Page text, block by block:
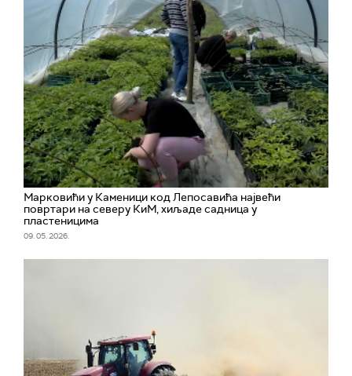
Марковићи у Каменици код Лепосавића највећи
повртари на северу КиМ, хиљаде садница у
пластеницима
09. 05. 2026.